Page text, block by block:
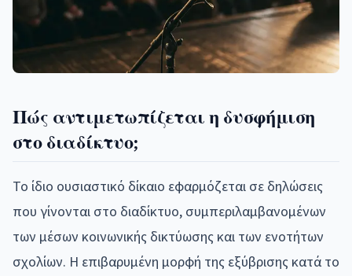
Πώς αντιμετωπίζεται η δυσφήμιση
στο διαδίκτυο;
Το ίδιο ουσιαστικό δίκαιο εφαρμόζεται σε δηλώσεις
που γίνονται στο διαδίκτυο, συμπεριλαμβανομένων
των μέσων κοινωνικής δικτύωσης και των ενοτήτων
σχολίων. Η επιβαρυμένη μορφή της εξύβρισης κατά το